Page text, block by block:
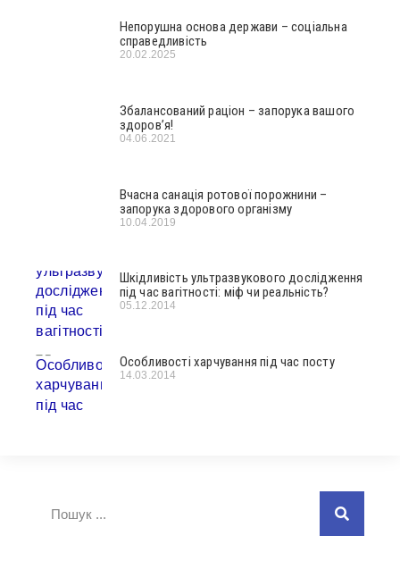
Непорушна основа держави – соціальна
справедливість
20.02.2025
Збалансований раціон – запорука вашого
здоров’я!
04.06.2021
Вчасна санація ротової порожнини –
запорука здорового організму
10.04.2019
Шкідливість ультразвукового дослідження
під час вагітності: міф чи реальність?
05.12.2014
Особливості харчування під час посту
14.03.2014